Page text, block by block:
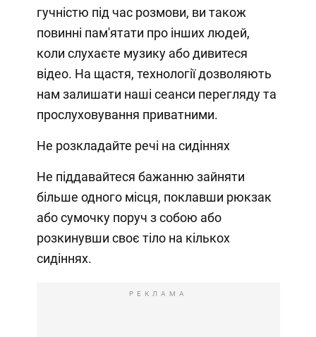
гучністю під час розмови, ви також
повинні пам'ятати про інших людей,
коли слухаєте музику або дивитеся
відео. На щастя, технології дозволяють
нам залишати наші сеанси перегляду та
прослуховування приватними.
Не розкладайте речі на сидіннях
Не піддавайтеся бажанню зайняти
більше одного місця, поклавши рюкзак
або сумочку поруч з собою або
розкинувши своє тіло на кількох
сидіннях.
РЕКЛАМА